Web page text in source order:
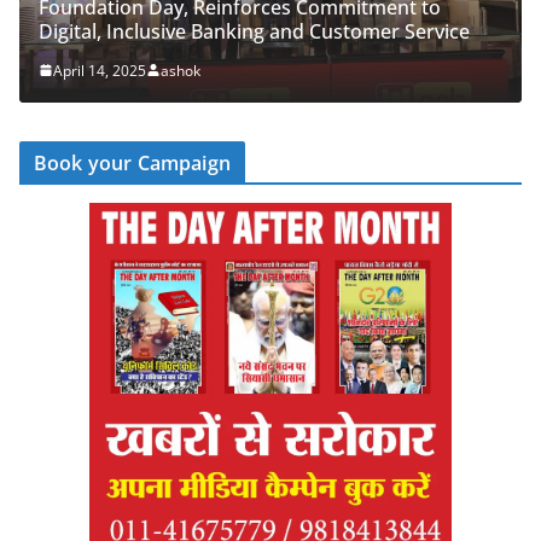
Day, Reinforces Commitment to
Inclusive Banking and Customer Service
2025 ashok
PNB
‘Cyber
Book your Campaign